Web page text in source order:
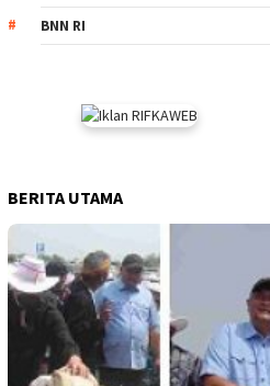
BNN RI
BERITA UTAMA